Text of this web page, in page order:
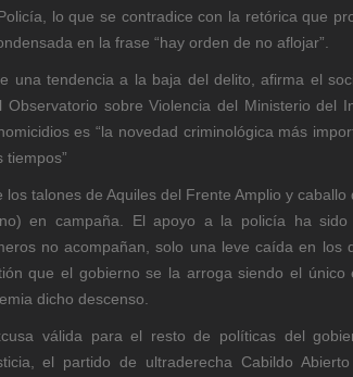
lo que se contradice con la retórica que
en la frase “hay orden de no aflojar”.
una tendencia a la baja del delito, afirma el
sobre Violencia del Ministerio del
es “la novedad criminológica más
tiempos”
talones de Aquiles del Frente Amplio y caballo
en campaña. El apoyo a la policía ha sido
no acompañan, solo una leve caída en los
que el gobierno se la arroga siendo el único
dicho descenso.
válida para el resto de políticas del
el partido de ultraderecha Cabildo